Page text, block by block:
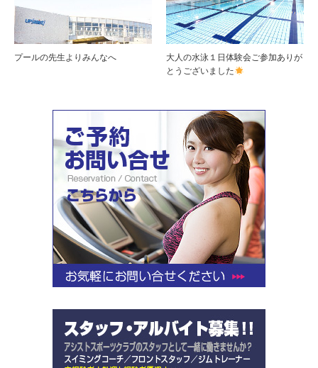
プールの先生よりみんなへ
大人の水泳１日体験会ご参加ありが
とうございました